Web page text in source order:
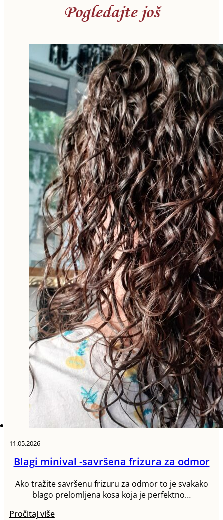
Pogledajte još
11.05.2026
Blagi minival -savršena frizura za odmor
Ako tražite savršenu frizuru za odmor to je svakako
blago prelomljena kosa koja je perfektno…
Pročitaj više